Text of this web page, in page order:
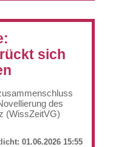
sich
des
(WissZeitVG)
01.06.2026 15:55